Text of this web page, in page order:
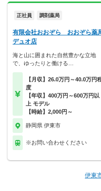
正社員 調剤薬局
有限会社おおぞら おおぞら薬
デュオ店
海と山に囲まれた自然豊かな立地
で、ゆったりと働ける…
【月収】26.0万円～40.0万円
度
【年収】400万円～600万円以
上 モデル
【時給】2,000円～
静岡県 伊東市
※お問い合わせください
伊東